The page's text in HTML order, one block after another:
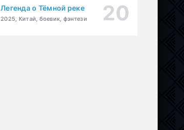
Легенда о Тёмной реке
2025, Китай, боевик, фэнтези